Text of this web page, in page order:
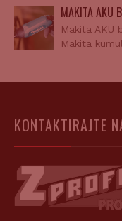
MAKITA AKU
Makita AKU
Makita
KONTAKTIRAJTE